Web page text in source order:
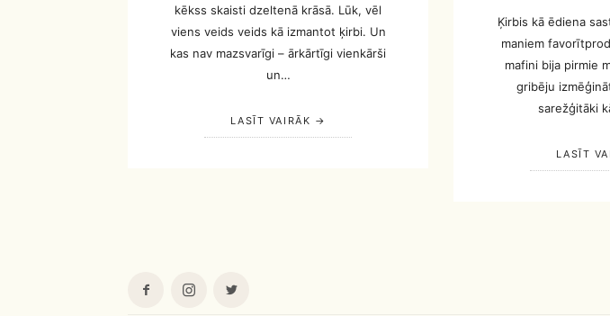
kēkss skaisti dzeltenā krāsā. Lūk, vēl
viens veids veids kā izmantot ķirbi. Un
kas nav mazsvarīgi – ārkārtīgi vienkārši
un…
LASĪT VAIRĀK
Ķirbis kā ēdiena
maniem
mafini bija pirmie
gribēju
sarežģitāki
LASĪT